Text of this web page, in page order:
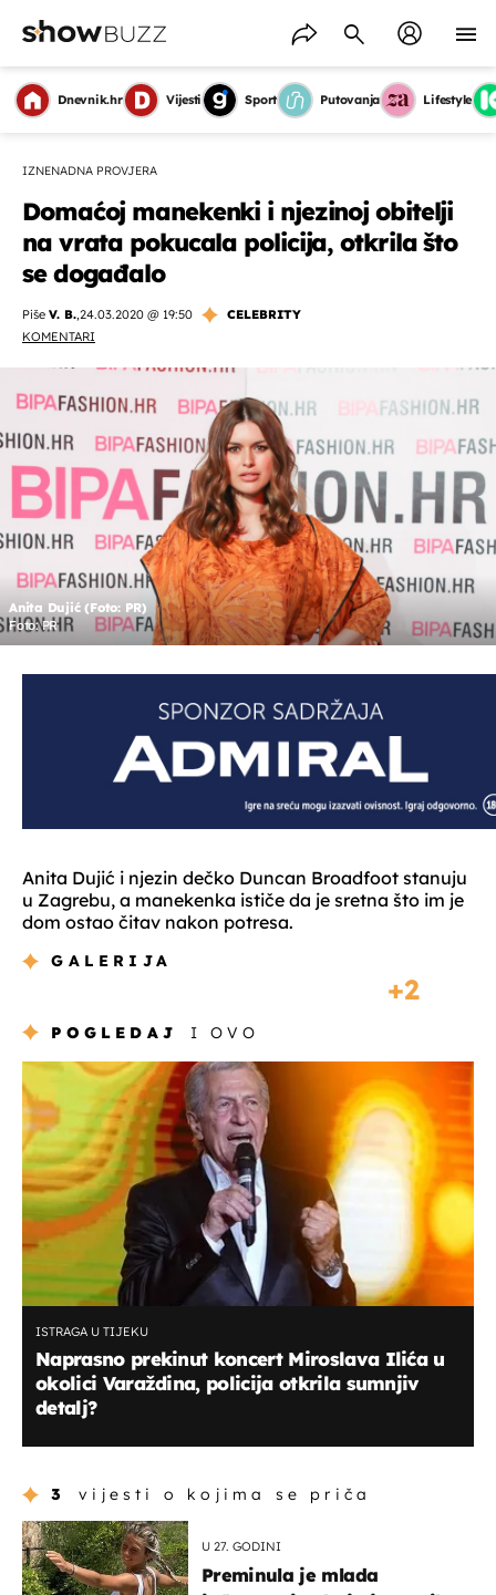
Dnevnik.hr Vijesti Sport Putovanja Lifestyle
IZNENADNA PROVJERA
Domaćoj manekenki i njezinoj obitelji
na vrata pokucala policija, otkrila što
se događalo
Piše V. B.,24.03.2020 @ 19:50
CELEBRITY
KOMENTARI
Anita Dujić (Foto: PR)
Foto: PR
Anita Dujić i njezin dečko Duncan Broadfoot stanuju
u Zagrebu, a manekenka ističe da je sretna što im je
dom ostao čitav nakon potresa.
GALERIJA
2
POGLEDAJ I OVO
ISTRAGA U TIJEKU
Naprasno prekinut koncert Miroslava Ilića u
okolici Varaždina, policija otkrila sumnjiv
detalj?
3 vijesti o kojima se priča
U 27. GODINI
Preminula je mlada
OMOGUĆI OBAVIJESTI